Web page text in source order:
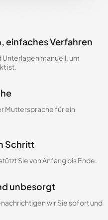
einfaches Verfahren
manuell, um
ist.
Muttersprache für ein
Schritt
Sie von Anfang bis Ende.
unbesorgt
wir Sie sofort und